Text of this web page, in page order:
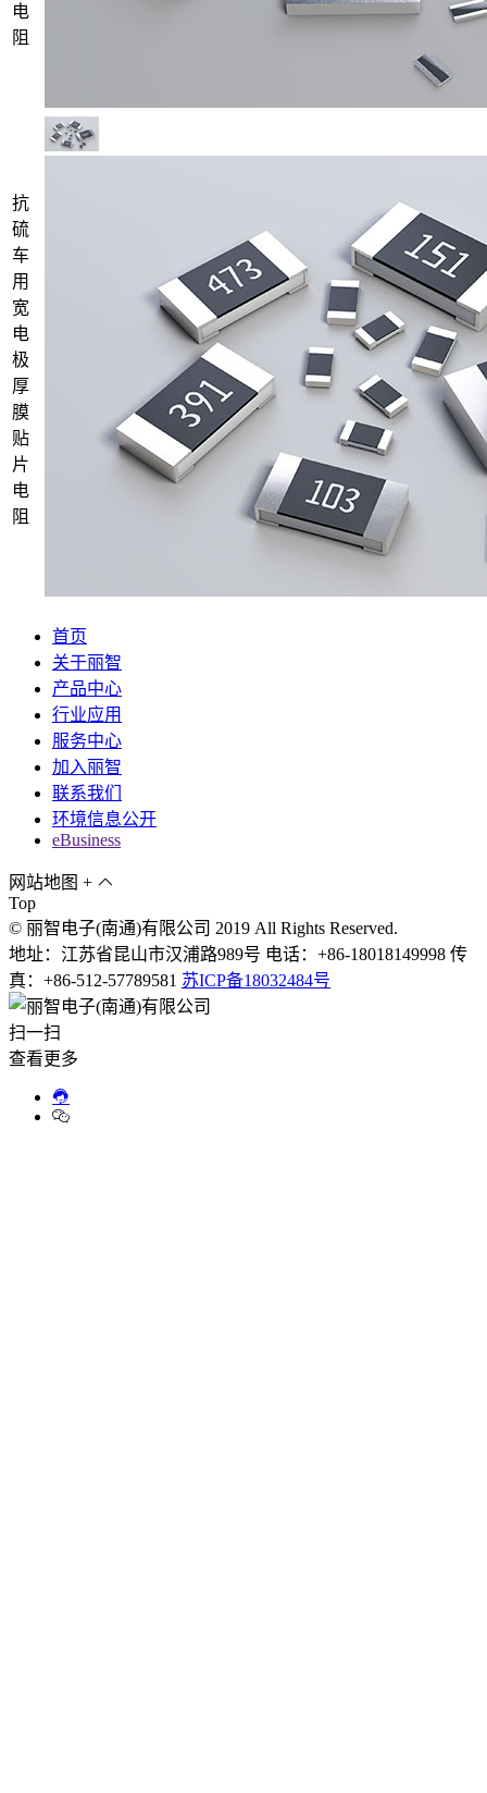
电
阻
抗
硫
车
用
宽
电
极
厚
膜
贴
片
电
阻
首页
关于丽智
产品中心
行业应用
服务中心
加入丽智
联系我们
环境信息公开
eBusiness
网站地图 +
Top
© 丽智电子(南通)有限公司 2019 All Rights Reserved.
地址：江苏省昆山市汉浦路989号 电话：+86-18018149998 传
真：+86-512-57789581 苏ICP备18032484号
扫一扫
查看更多